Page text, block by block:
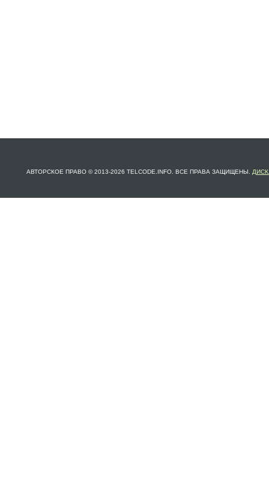
АВТОРСКОЕ ПРАВО © 2013-2026 TELCODE.INFO. ВСЕ ПРАВА ЗАЩИЩЕНЫ.